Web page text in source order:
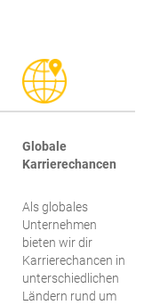
Globale
Karrierechancen
Als globales
Unternehmen
bieten wir dir
Karrierechancen in
unterschiedlichen
Ländern rund um